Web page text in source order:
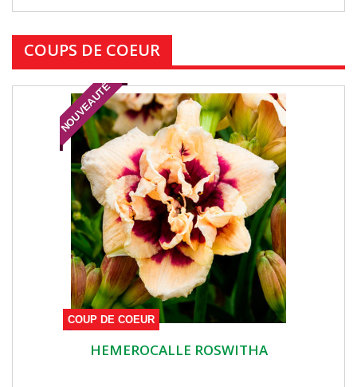
COUPS DE COEUR
COUP DE COEUR
NOUVEAUTÉ
HEMEROCALLE ROSWITHA